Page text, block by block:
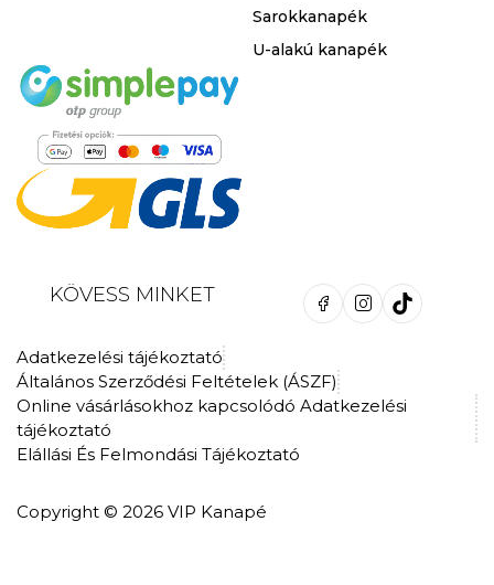
Sarokkanapék
U-alakú kanapék
KÖVESS MINKET
Adatkezelési tájékoztató
Általános Szerződési Feltételek (ÁSZF)
Online vásárlásokhoz kapcsolódó Adatkezelési
tájékoztató
Elállási És Felmondási Tájékoztató
Copyright © 2026 VIP Kanapé